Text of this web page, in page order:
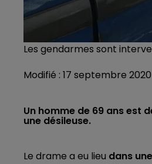
Les gendarmes sont
Modifié : 17 septembre
Un homme de 69 ans est
une désileuse.
Le drame a eu lieu dans